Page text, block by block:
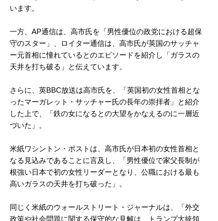
います。
一方、AP通信は、高市氏を「男性優位の政党における超保
守のスター」、ロイター通信は、高市氏が英国のサッチャ
ー元首相に憧れているとのエピソードを紹介し「ガラスの
天井を打ち破る」と伝えています。
さらに、英BBC放送は高市氏を、「英国初の女性首相とな
ったマーガレット・サッチャー氏の長年の崇拝者」と紹介
した上で、「鉄の女になるとの大望をかなえるのに一層近
づいた」。
米紙ワシントン・ポストは、高市氏が日本初の女性首相と
なる見込みであることに言及し、「男性優位で家父長制が
根強い日本で初の女性リーダーとなり、公職における最も
高いガラスの天井を打ち破った」。
同じく米紙のウォールストリート・ジャーナルは、「外交
政策や社会問題に関する保守的な見解は、トランプ大統領